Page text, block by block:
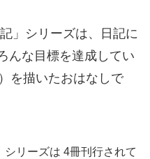
」シリーズは、日記に
んな目標を達成してい
を描いたおはなしで
シリーズは 4冊刊行されて